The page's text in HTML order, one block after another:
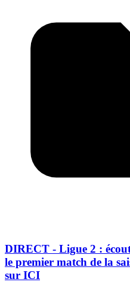
DIRECT - Ligue 2 :
le premier match de la
sur ICI